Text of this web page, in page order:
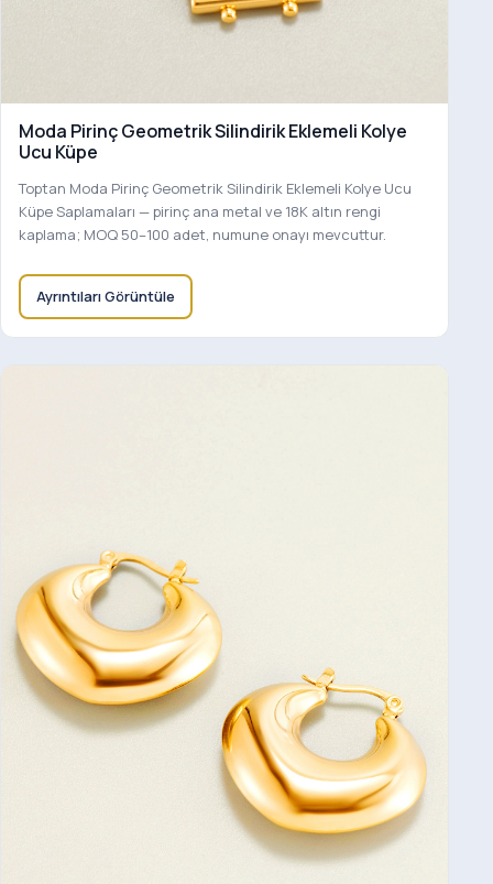
Moda Pirinç Geometrik Silindirik Eklemeli Kolye
Ucu Küpe
Toptan Moda Pirinç Geometrik Silindirik Eklemeli Kolye Ucu
Küpe Saplamaları — pirinç ana metal ve 18K altın rengi
kaplama; MOQ 50–100 adet, numune onayı mevcuttur.
Ayrıntıları Görüntüle